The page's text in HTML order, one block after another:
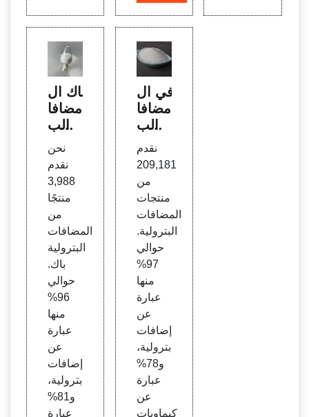
باك ال
مضافا
ت الب
ة، باك
المضا
فات ا
لبترو
لية با
ك الم
وردين
نحن
نقدم
3,988
منتجًا
من
المضافات
البترولية
باك.
حوالي
96%
منها
عبارة
عن
إضافات
بترولية،
و81%
عبارة
في ال
مضافا
ت الب
ة، في
مورد
ي الم
ضافا
ت الب
ترولية
نقدم
209,181
من
منتجات
المضافات
البترولية.
حوالي
97%
منها
عبارة
عن
إضافات
بترولية،
و78%
عبارة
عن
كيماويات